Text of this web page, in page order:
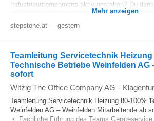
Industrieunternehmens aktiv gestalten? Du
Mehr anzeigen
stepstone.at - gestern
Teamleitung Servicetechnik Heizung
Technische Betriebe Weinfelden AG
sofort
Witzig The Office Company AG -
Teamleitung Servicetechnik Heizung 80-100%
Weinfelden AG – Weinfelden Mitarbeitende ab
• Fachliche Führung des Teams Geräteservice